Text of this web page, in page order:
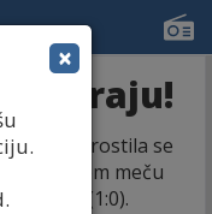
kraju!
način oprostila se
meču
– 3:0 (1:0).
×